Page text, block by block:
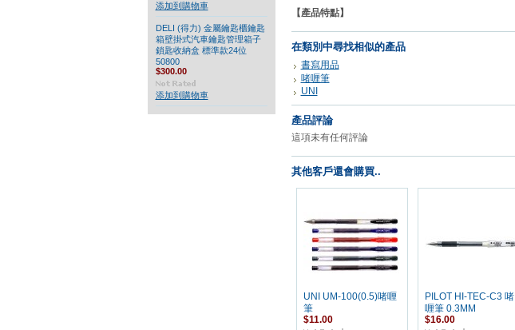
添加到購物車
DELI (得力) 金屬鑰匙櫃鑰匙
箱壁掛式汽車鑰匙管理箱子
鎖匙收納盒 標準款24位
50800
$300.00
添加到購物車
【產品特點】
在類別中尋找相似的產品
書寫用品
啫喱筆
UNI
產品評論
這項未有任何評論
其他客戶還會購買..
UNI UM-100(0.5)啫喱
筆
$11.00
PILOT HI-TEC-C3 啫
喱筆 0.3MM
$16.00